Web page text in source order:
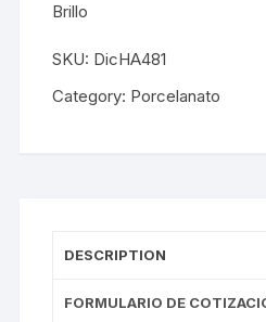
Brillo
SKU: DicHA481
Category: Porcelanato
DESCRIPTION
FORMULARIO DE